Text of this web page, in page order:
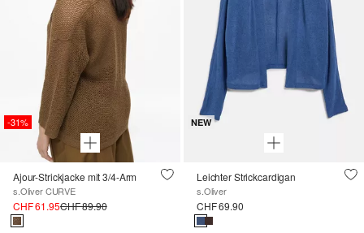
-31%
Ajour-Strickjacke mit 3/4-Arm
s.Oliver CURVE
CHF 61.95CHF 89.90
NEW
Leichter Strickcardigan
s.Oliver
CHF 69.90